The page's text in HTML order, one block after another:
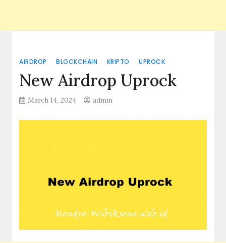
AIRDROP BLOCKCHAIN KRIPTO UPROCK
New Airdrop Uprock
March 14, 2024 admin